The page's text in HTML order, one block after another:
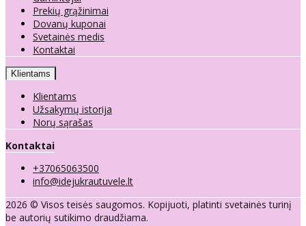
Prekių grąžinimai
Dovanų kuponai
Svetainės medis
Kontaktai
Klientams
Klientams
Užsakymų istorija
Norų sąrašas
Kontaktai
+37065063500
info@idejukrautuvele.lt
2026 © Visos teisės saugomos. Kopijuoti, platinti svetainės turinį
be autorių sutikimo draudžiama.